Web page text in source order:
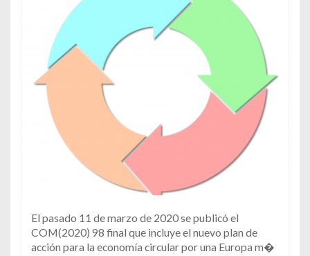
El pasado 11 de marzo de 2020 se publicó el
COM(2020) 98 final que incluye el nuevo plan de
acción para la economía circular por una Europa m�